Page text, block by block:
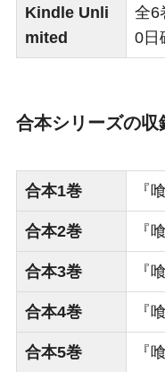
Kindle Unli
mited
全6
0日
合本シリーズの収
合本1巻 『
合本2巻 『
合本3巻 『
合本4巻 『
合本5巻 『